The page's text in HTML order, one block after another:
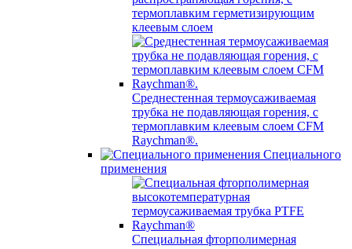
термоплавким герметизирующим
клеевым слоем
Среднестенная термоусаживаемая
трубка не подавляющая горения, с
термоплавким клеевым слоем CFM
Raychman®.
Специального
применения
Специальная фторполимерная